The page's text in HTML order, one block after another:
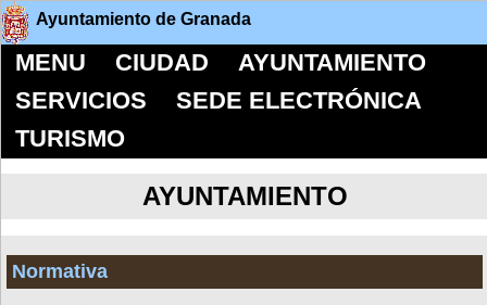
Ayuntamiento de Granada
MENU CIUDAD
AYUNTAMIENTO
SERVICIOS
SEDE ELECTRÓNICA
TURISMO
AYUNTAMIENTO
Normativa